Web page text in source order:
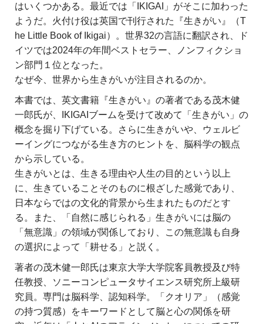
はいくつかある。最近では「IKIGAI」がそこに加わった
ようだ。火付け役は英国で刊行された『生きがい』（T
he Little Book of Ikigai）。世界32の言語に翻訳され、ド
イツでは2024年の年間ベストセラー、ノンフィクショ
ン部門１位となった。
なぜ今、世界から生きがいが注目されるのか。
本書では、英文書籍『生きがい』の著者である茂木健
一郎氏が、IKIGAIブームを受けて改めて「生きがい」の
概念を掘り下げている。さらに生きがいや、ウェルビ
ーイングにつながる生き方のヒントを、脳科学の観点
から示している。
生きがいとは、生きる理由や人生の目的という以上
に、生きていることそのものに根ざした感覚であり、
日本ならではの文化的背景から生まれたものだとす
る。また、「自然に感じられる」生きがいには脳の
「無意識」の領域が関係しており、この無意識も自身
の選択によって「耕せる」と説く。
著者の茂木健一郎氏は東京大学大学院客員教授及び特
任教授、ソニーコンピュータサイエンス研究所上級研
究員。専門は脳科学、認知科学。「クオリア」（感覚
の持つ質感）をキーワードとして脳と心の関係を研